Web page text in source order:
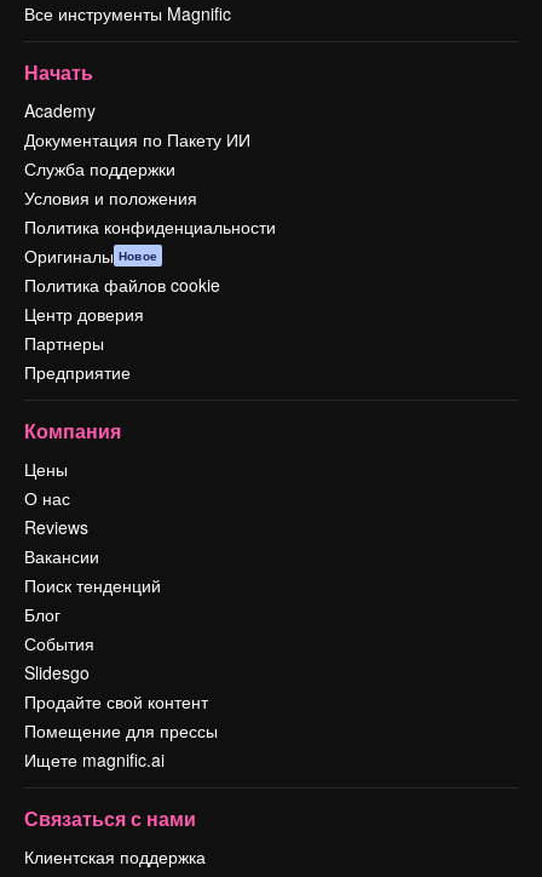
Все инструменты Magnific
Начать
Academy
Документация по Пакету ИИ
Служба поддержки
Условия и положения
Политика конфиденциальности
Оригиналы Новое
Политика файлов cookie
Центр доверия
Партнеры
Предприятие
Компания
Цены
О нас
Reviews
Вакансии
Поиск тенденций
Блог
События
Slidesgo
Продайте свой контент
Помещение для прессы
Ищете magnific.ai
Связаться с нами
Клиентская поддержка